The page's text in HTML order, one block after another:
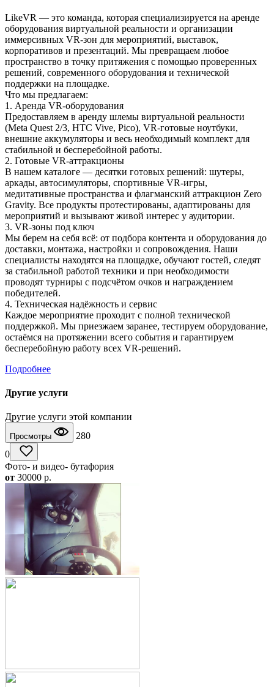
LikeVR — это команда, которая специализируется на аренде
оборудования виртуальной реальности и организации
иммерсивных VR‑зон для мероприятий, выставок,
корпоративов и презентаций. Мы превращаем любое
пространство в точку притяжения с помощью проверенных
решений, современного оборудования и технической
поддержки на площадке.
Что мы предлагаем:
1. Аренда VR‑оборудования
Предоставляем в аренду шлемы виртуальной реальности
(Meta Quest 2/3, HTC Vive, Pico), VR‑готовые ноутбуки,
внешние аккумуляторы и весь необходимый комплект для
стабильной и бесперебойной работы.
2. Готовые VR‑аттракционы
В нашем каталоге — десятки готовых решений: шутеры,
аркады, автосимуляторы, спортивные VR‑игры,
медитативные пространства и флагманский аттракцион Zero
Gravity. Все продукты протестированы, адаптированы для
мероприятий и вызывают живой интерес у аудитории.
3. VR‑зоны под ключ
Мы берем на себя всё: от подбора контента и оборудования до
доставки, монтажа, настройки и сопровождения. Наши
специалисты находятся на площадке, обучают гостей, следят
за стабильной работой техники и при необходимости
проводят турниры с подсчётом очков и награждением
победителей.
4. Техническая надёжность и сервис
Каждое мероприятие проходит с полной технической
поддержкой. Мы приезжаем заранее, тестируем оборудование,
остаёмся на протяжении всего события и гарантируем
бесперебойную работу всех VR‑решений.
Подробнее
Другие услуги
Другие услуги этой компании
Просмотры
280
0
Фото- и видео- бутафория
от 30000 p.